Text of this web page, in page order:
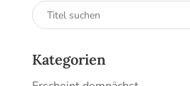
Suchen
nach:
Kategorien